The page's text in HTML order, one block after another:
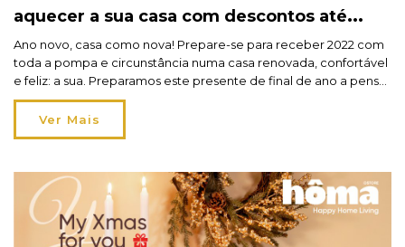
aquecer a sua casa com descontos até
70%!
Ano novo, casa como nova! Prepare-se para receber 2022 com
toda a pompa e circunstância numa casa renovada, confortável
e feliz: a sua. Preparamos este presente de final de ano a pensar
em si e na sua casa. Os Saldos de inverno da hôma trazem-lhe
milhares de artigos com descontos até 70%. Não deixe escapar
[…]
Ver Mais